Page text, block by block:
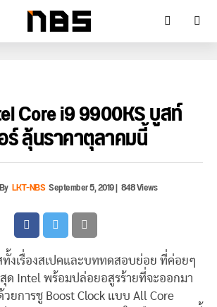
Core i9 9900KS บูสท์
ลุ้นราคาตุลาคมนี้
By LKT-NBSSeptember 5, 2019| 848 Views
งเรื่องสเปคและบททดสอบย่อย ที่ค่อยๆ
ด Intel พร้อมปล่อยอสูรร้ายที่จะออกมา
ยการชู Boost Clock แบบ All Core